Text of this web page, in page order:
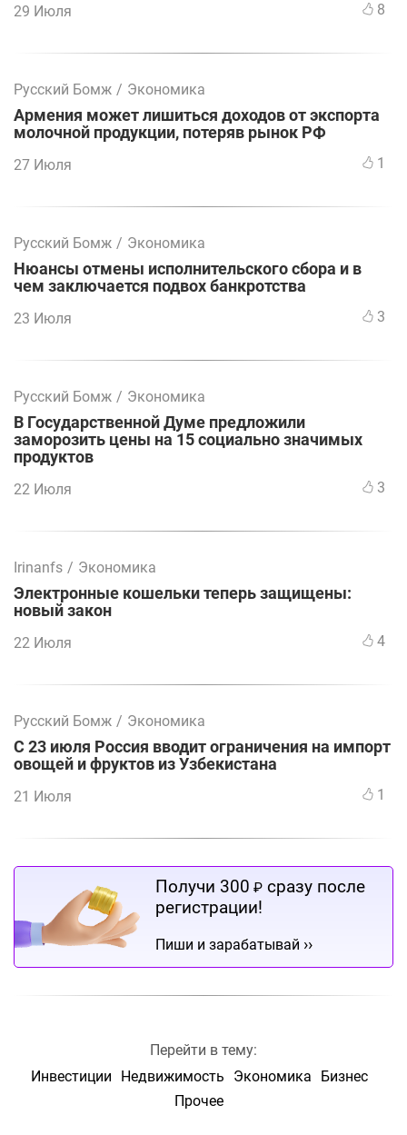
29 Июля 8
Русский Бомж / Экономика
Армения может лишиться доходов от экспорта
молочной продукции, потеряв рынок РФ
27 Июля 1
Русский Бомж / Экономика
Нюансы отмены исполнительского сбора и в
чем заключается подвох банкротства
23 Июля 3
Русский Бомж / Экономика
В Государственной Думе предложили
заморозить цены на 15 социально значимых
продуктов
22 Июля 3
Irinanfs / Экономика
Электронные кошельки теперь защищены:
новый закон
22 Июля 4
Русский Бомж / Экономика
С 23 июля Россия вводит ограничения на импорт
овощей и фруктов из Узбекистана
21 Июля 1
Получи 300 ₽ сразу после
регистрации!
Пиши и зарабатывай ››
Перейти в тему:
Инвестиции
Недвижимость Экономика
Бизнес
Прочее